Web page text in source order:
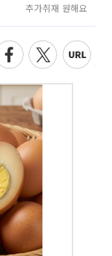
추가취재 원해요